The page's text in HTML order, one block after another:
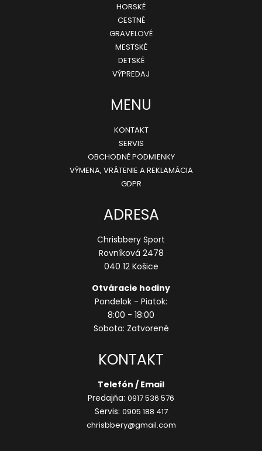
HORSKÉ
CESTNÉ
GRAVELOVÉ
MESTSKÉ
DETSKÉ
VÝPREDAJ
MENU
KONTAKT
SERVIS
OBCHODNÉ PODMIENKY
VÝMENA, VRÁTENIE A REKLAMÁCIA
GDPR
ADRESA
Chrisbbery Sport
Rovníková 2478
040 12 Košice
Otváracie hodiny
Pondelok - Piatok:
8:00 - 18:00
Sobota: Zatvorené
KONTAKT
Telefón / Email
Predajňa: 0917 536 576
Servis: 0905 188 417
chrisbbery@gmail.com